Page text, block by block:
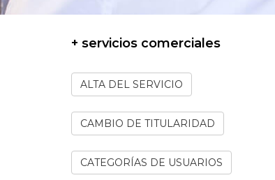
+ servicios comerciales
ALTA DEL SERVICIO
CAMBIO DE TITULARIDAD
CATEGORÍAS DE USUARIOS